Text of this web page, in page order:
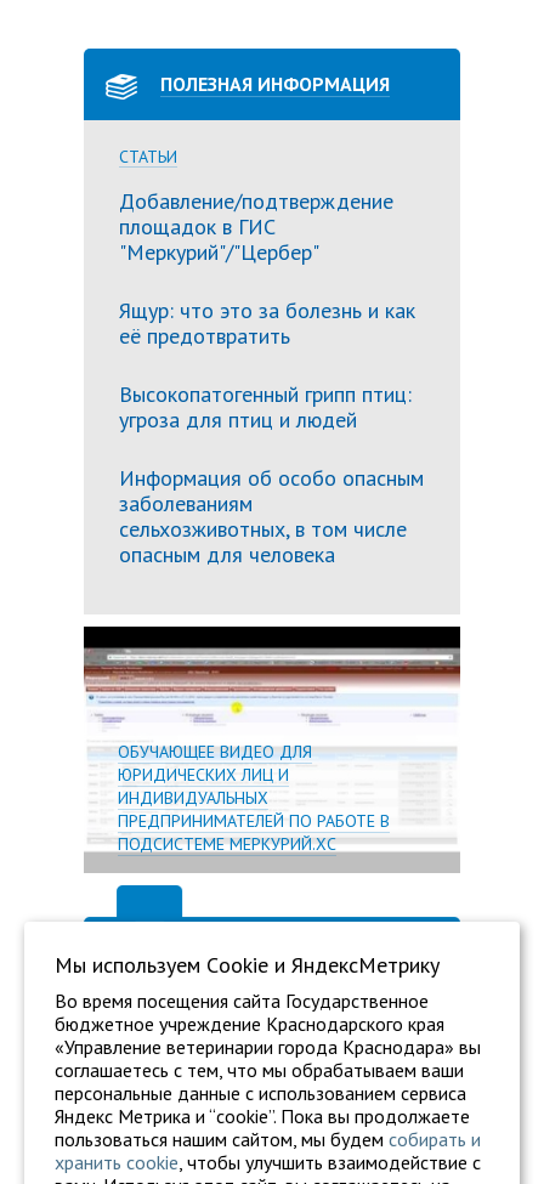
ПОЛЕЗНАЯ ИНФОРМАЦИЯ
СТАТЬИ
Добавление/подтверждение
площадок в ГИС
"Меркурий"/"Цербер"
Ящур: что это за болезнь и как
её предотвратить
Высокопатогенный грипп птиц:
угроза для птиц и людей
Информация об особо опасным
заболеваниям
сельхозживотных, в том числе
опасным для человека
ОБУЧАЮЩЕЕ ВИДЕО ДЛЯ
ЮРИДИЧЕСКИХ ЛИЦ И
ИНДИВИДУАЛЬНЫХ
ПРЕДПРИНИМАТЕЛЕЙ ПО РАБОТЕ В
ПОДСИСТЕМЕ МЕРКУРИЙ.ХС
Мы используем Сookie и ЯндексМетрику
Во время посещения сайта Государственное
бюджетное учреждение Краснодарского края
«Управление ветеринарии города Краснодара» вы
соглашаетесь с тем, что мы обрабатываем ваши
персональные данные с использованием сервиса
Яндекс Метрика и “cookie”. Пока вы продолжаете
пользоваться нашим сайтом, мы будем собирать и
хранить cookie, чтобы улучшить взаимодействие с